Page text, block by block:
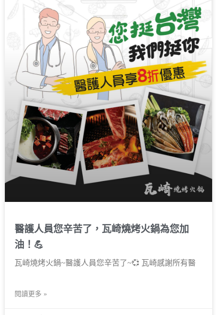
醫護人員您辛苦了，瓦崎燒烤火鍋為您加
油！💪
瓦崎燒烤火鍋~醫護人員您辛苦了~💞 瓦崎感謝所有醫
閱讀更多 »